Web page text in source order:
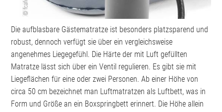
Die aufblasbare Gästematratze ist besonders platzsparend und
robust, dennoch verfügt sie über ein vergleichsweise
angenehmes Liegegefühl. Die Härte der mit Luft gefüllten
Matratze lässt sich über ein Ventil regulieren. Es gibt sie mit
Liegeflächen für eine oder zwei Personen. Ab einer Höhe von
circa 50 cm bezeichnet man Luftmatratzen als Luftbett, was in
Form und Größe an ein Boxspringbett erinnert. Die Höhe allein